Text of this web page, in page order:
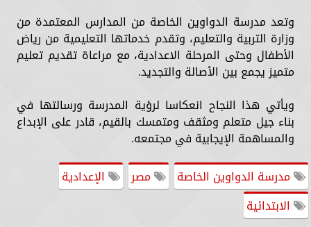
وتعد مدرسة الدواوين الخاصة من المدارس المعتمدة من
وزارة التربية والتعليم، وتقدم خدماتها التعليمية من رياض
الأطفال وحتى المرحلة الاعدادية، مع مراعاة تقديم تعليم
متميز يجمع بين الأصالة والتجديد.
ويأتي هذا النجاح انعكاسا لرؤية المدرسة ورسالتها في
بناء جيل متعلم ومثقف ومتمسك بالقيم، قادر على الإبداع
والمساهمة الإيجابية في مجتمعه.
مدرسة الدواوين الخاصة
مصر
الإعدادية
الابتدائية